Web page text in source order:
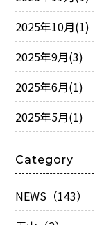
2025年10月(1)
2025年9月(3)
2025年6月(1)
2025年5月(1)
Category
NEWS（143）